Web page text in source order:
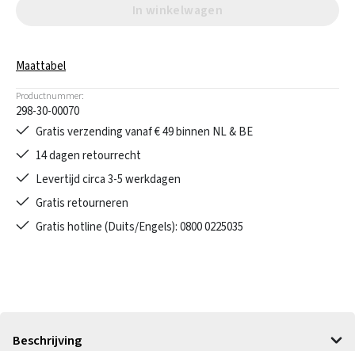
In winkelwagen
Maattabel
Productnummer:
298-30-00070
Gratis verzending vanaf € 49 binnen NL & BE
14 dagen retourrecht
Levertijd circa 3-5 werkdagen
Gratis retourneren
Gratis hotline (Duits/Engels): 0800 0225035
Beschrijving